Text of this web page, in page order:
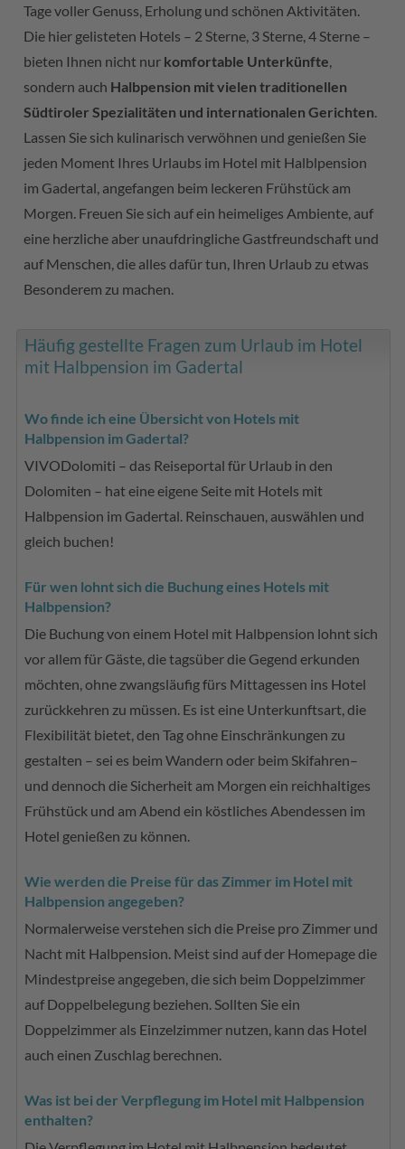
Tage voller Genuss, Erholung und schönen Aktivitäten.
Die hier gelisteten Hotels – 2 Sterne, 3 Sterne, 4 Sterne –
bieten Ihnen nicht nur komfortable Unterkünfte
sondern auch Halbpension mit vielen traditionellen
Südtiroler Spezialitäten und internationalen Gerichten
Lassen Sie sich kulinarisch verwöhnen und genießen Sie
jeden Moment Ihres Urlaubs im Hotel mit Halblpension
im Gadertal, angefangen beim leckeren Frühstück am
Morgen. Freuen Sie sich auf ein heimeliges Ambiente, auf
eine herzliche aber unaufdringliche Gastfreundschaft und
auf Menschen, die alles dafür tun, Ihren Urlaub zu etwas
Besonderem zu machen.
Häufig gestellte Fragen zum Urlaub im Hotel
mit Halbpension im Gadertal
Wo finde ich eine Übersicht von Hotels mit
Halbpension im Gadertal?
VIVODolomiti – das Reiseportal für Urlaub in den
Dolomiten – hat eine eigene Seite mit Hotels mit
Halbpension im Gadertal. Reinschauen, auswählen und
gleich buchen!
Für wen lohnt sich die Buchung eines Hotels mit
Halbpension?
Die Buchung von einem Hotel mit Halbpension lohnt sich
vor allem für Gäste, die tagsüber die Gegend erkunden
möchten, ohne zwangsläufig fürs Mittagessen ins Hotel
zurückkehren zu müssen. Es ist eine Unterkunftsart, die
Flexibilität bietet, den Tag ohne Einschränkungen zu
gestalten – sei es beim Wandern oder beim Skifahren–
und dennoch die Sicherheit am Morgen ein reichhaltiges
Frühstück und am Abend ein köstliches Abendessen im
Hotel genießen zu können.
Wie werden die Preise für das Zimmer im Hotel mit
Halbpension angegeben?
Normalerweise verstehen sich die Preise pro Zimmer und
Nacht mit Halbpension. Meist sind auf der Homepage die
Mindestpreise angegeben, die sich beim Doppelzimmer
auf Doppelbelegung beziehen. Sollten Sie ein
Doppelzimmer als Einzelzimmer nutzen, kann das Hotel
auch einen Zuschlag berechnen.
Was ist bei der Verpflegung im Hotel mit Halbpension
enthalten?